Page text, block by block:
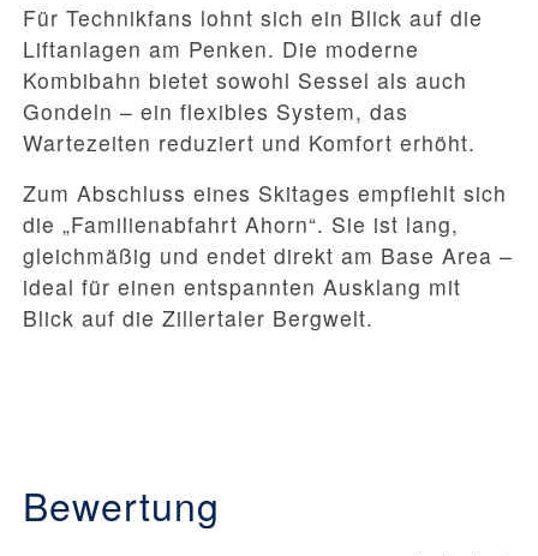
Für Technikfans lohnt sich ein Blick auf die
Liftanlagen am Penken. Die moderne
Kombibahn bietet sowohl Sessel als auch
Gondeln – ein flexibles System, das
Wartezeiten reduziert und Komfort erhöht.
Zum Abschluss eines Skitages empfiehlt sich
die „Familienabfahrt Ahorn“. Sie ist lang,
gleichmäßig und endet direkt am Base Area –
ideal für einen entspannten Ausklang mit
Blick auf die Zillertaler Bergwelt.
Bewertung